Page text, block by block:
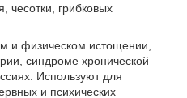
чесотки, грибковых
и физическом истощении,
синдроме хронической
Используют для
и психических